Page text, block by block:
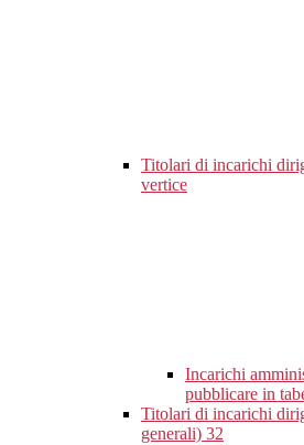
Titolari di incarichi
vertice
Incarichi
pubblicare in
Titolari di incarichi
generali) 32